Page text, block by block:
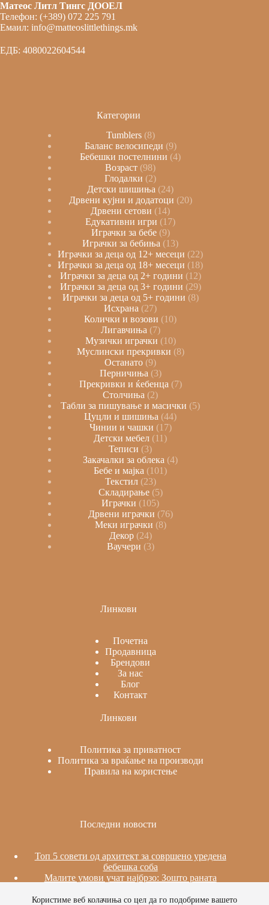
Користиме веб колачиња со цел да го подобриме вашето
Матеос Литл Тингс ДООЕЛ
Телефон: (+389) 072 225 791
Емаил: info@matteoslittlethings.mk
ЕДБ: 4080022604544
Категории
Tumblers 8
Баланс велосипеди 9
Бебешки постелнини 4
Возраст 98
Глодалки
2
Детски шишиња
24
Дрвени кујни и додатоци 20
Дрвени сетови
14
Едукативни игри
17
Играчки за бебе 9
Играчки за бебиња
13
Играчки за деца од 12+ месеци
22
Играчки за деца од 18+ месеци
18
Играчки за деца од 2+ години 12
Играчки за деца од 3+ години 29
Играчки за деца од 5+ години 8
Исхрана
27
Колички и возови
10
Лигавчиња 7
Музички играчки 10
Муслински прекривки 8
Останато 9
Перничиња 3
Прекривки и ќебенца 7
Столчиња
2
Табли за пишување и масички
5
Цуцли и шишиња 44
Чинии и чашки 17
Детски мебел
11
Теписи
3
Закачалки за облека 4
Бебе и мајка
101
Текстил 23
Складирање 5
Играчки
105
Дрвени играчки 76
Меки играчки 8
Декор 24
Ваучери 3
Линкови
Почетна
Продавница
Брендови
За нас
Блог
Контакт
Линкови
Политика за приватност
Политика за враќање на производи
Правила на користење
Последни новости
Топ 5 совети од архитект за совршено уредена
бебешка соба
Малите умови учат најбрзо: Зошто раната
Сила, стабилност и мир: Пилатес на реформер за